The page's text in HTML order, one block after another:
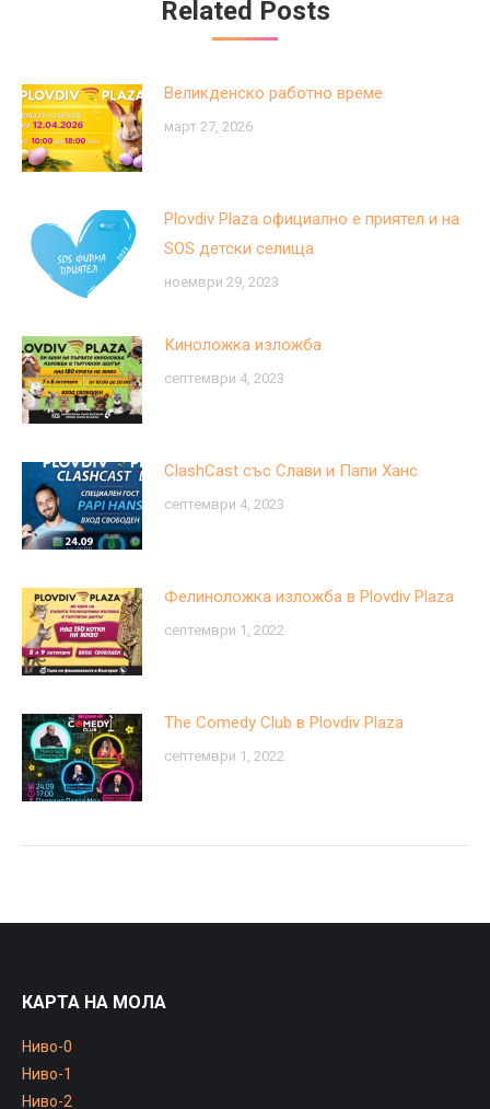
Related Posts
Великденско работно време
март 27, 2026
Plovdiv Plaza официално е приятел и на
SOS детски селища
ноември 29, 2023
Киноложка изложба
септември 4, 2023
ClashCast със Слави и Папи Ханс
септември 4, 2023
Фелиноложка изложба в Plovdiv Plaza
септември 1, 2022
The Comedy Club в Plovdiv Plaza
септември 1, 2022
КАРТА НА МОЛА
Ниво-0
Ниво-1
Ниво-2